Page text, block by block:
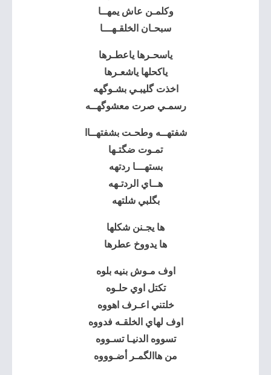
وكلمـن عاش يمهــا
سبحـان الخلقـهـــا
ياسحـرها ياعطـرها
ياكحلها ياشعـرها
اخذت گليبـي بشـوگهه
رسمـي صرت معشوگهــه
شفتهــه وطحـت بشفتهــاا
تمـوت ضگتـها
بستهـــا ردتهه
هــاي الردتـهه
بگلبي شلتهه
ها يجـنن شكلها
ها يدووخ عطرها
اوف مـوش بنيه بلوه
تكتل اوي حلـوه
خلتني اعـرف اهووه
اوف لهاي الخلقـه فدووه
تسووه الدنيـا تسـووه
من هاالگمـر أضـوووه